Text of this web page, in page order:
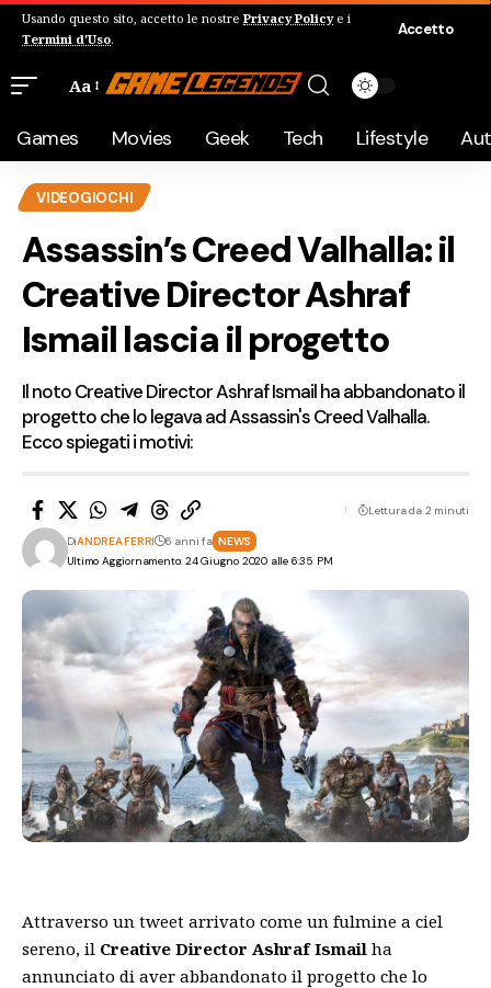
Usando questo sito, accetto le nostre Privacy Policye i
Termini d'Uso.
Accetto
Aa
Games Movies Geek Tech Lifestyle
VIDEOGIOCHI
Assassin’s Creed Valhalla: il
Creative Director Ashraf
Ismail lascia il progetto
Il noto Creative Director Ashraf Ismail ha abbandonato il
progetto che lo legava ad Assassin's Creed Valhalla.
Ecco spiegati i motivi:
Ultimo Aggiornamento: 24 Giugno 2020 alle 6:35 PM
DiANDREA FERRI 6 anni fa NEWS
Lettura da 2 minuti
Attraverso un tweet arrivato come un fulmine a ciel
sereno, il Creative Director Ashraf Ismail ha
annunciato di aver abbandonato il progetto che lo